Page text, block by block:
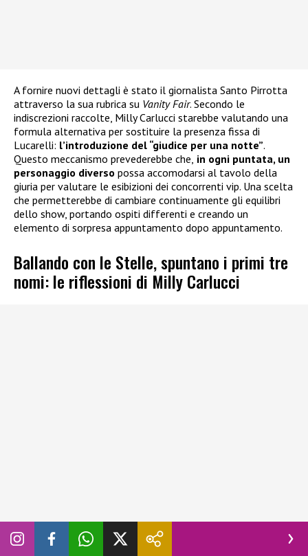
A fornire nuovi dettagli è stato il giornalista Santo Pirrotta
attraverso la sua rubrica su Vanity Fair. Secondo le
indiscrezioni raccolte, Milly Carlucci starebbe valutando una
formula alternativa per sostituire la presenza fissa di
Lucarelli: l’introduzione del “giudice per una notte”.
Questo meccanismo prevederebbe che, in ogni puntata, un
personaggio diverso possa accomodarsi al tavolo della
giuria per valutare le esibizioni dei concorrenti vip. Una scelta
che permetterebbe di cambiare continuamente gli equilibri
dello show, portando ospiti differenti e creando un
elemento di sorpresa appuntamento dopo appuntamento.
Ballando con le Stelle, spuntano i primi tre
nomi: le riflessioni di Milly Carlucci